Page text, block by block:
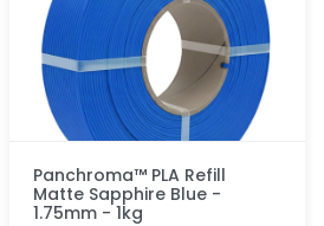
Panchroma™ PLA Refill
Matte Sapphire Blue -
1.75mm - 1kg